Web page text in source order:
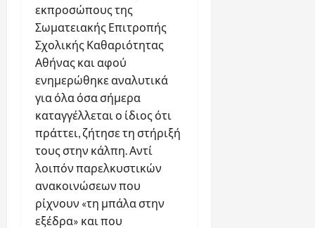
εκπροσώπους της
Σωματειακής Επιτροπής
Σχολικής Καθαριότητας
Αθήνας και αφού
ενημερώθηκε αναλυτικά
για όλα όσα σήμερα
καταγγέλλεται ο ίδιος ότι
πράττει, ζήτησε τη στήριξή
τους στην κάλπη. Αντί
λοιπόν παρελκυστικών
ανακοινώσεων που
ρίχνουν «τη μπάλα στην
εξέδρα» και που